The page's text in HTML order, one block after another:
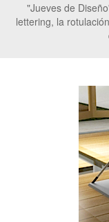
"Jueves de
lettering, la